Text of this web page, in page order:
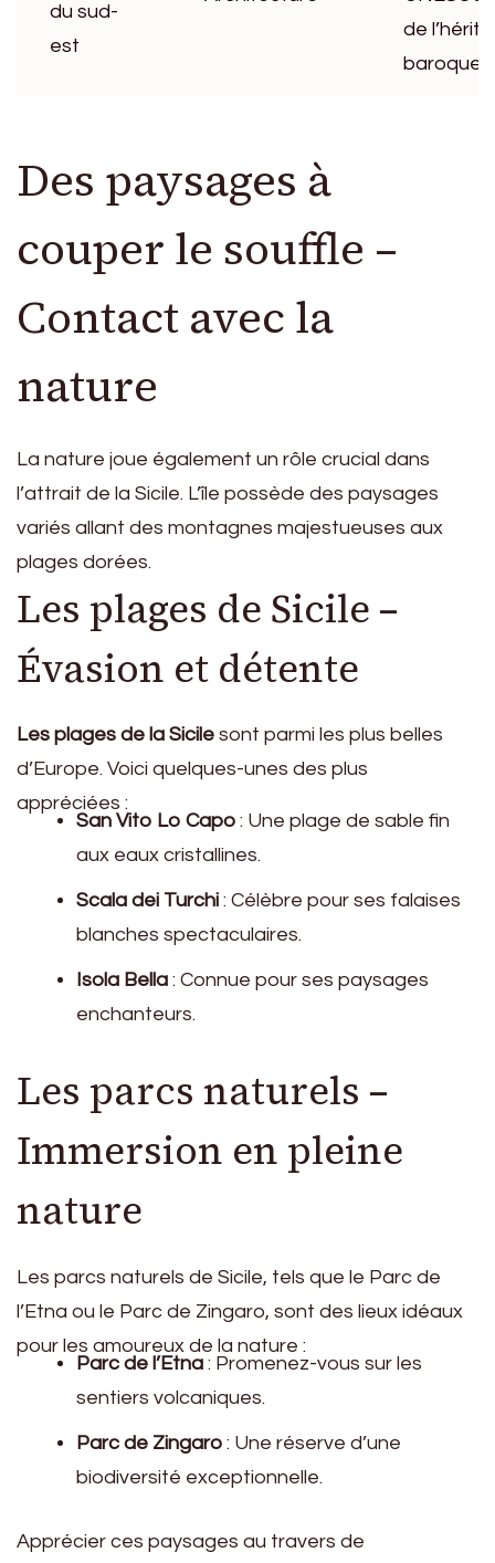
du sud-
est
de
baroque.
Des paysages à
couper le souffle –
Contact avec la
nature
La nature joue également un rôle crucial dans
l’attrait de la Sicile. L’île possède des paysages
variés allant des montagnes majestueuses aux
plages dorées.
Les plages de Sicile –
Évasion et détente
Les plages de la Sicile sont parmi les plus belles
d’Europe. Voici quelques-unes des plus
appréciées :
San Vito Lo Capo : Une plage de sable fin
aux eaux cristallines.
Scala dei Turchi : Célèbre pour ses falaises
blanches spectaculaires.
Isola Bella : Connue pour ses paysages
enchanteurs.
Les parcs naturels –
Immersion en pleine
nature
Les parcs naturels de Sicile, tels que le Parc de
l’Etna ou le Parc de Zingaro, sont des lieux idéaux
pour les amoureux de la nature :
Parc de l’Etna : Promenez-vous sur les
sentiers volcaniques.
Parc de Zingaro : Une réserve d’une
biodiversité exceptionnelle.
Apprécier ces paysages au travers de